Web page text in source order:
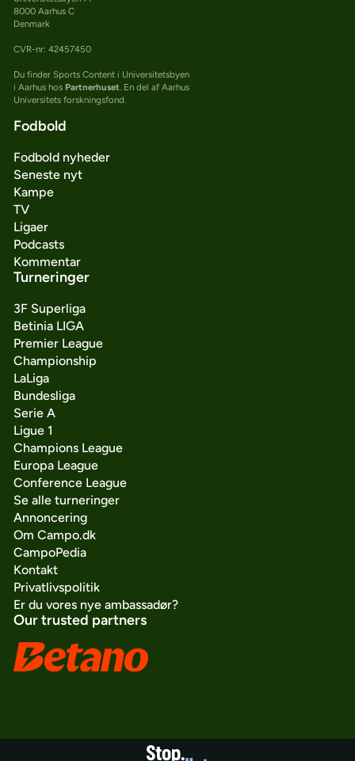
8000 Aarhus C
Denmark
CVR-nr: 42457450
Du finder Sports Content i Universitetsbyen
i Aarhus hos Partnerhuset. En del af Aarhus
Universitets forskningsfond.
Fodbold
Fodbold nyheder
Seneste nyt
Kampe
TV
Ligaer
Podcasts
Kommentar
Turneringer
3F Superliga
Betinia LIGA
Premier League
Championship
LaLiga
Bundesliga
Serie A
Ligue 1
Champions League
Europa League
Conference League
Se alle turneringer
Annoncering
Om Campo.dk
CampoPedia
Kontakt
Privatlivspolitik
Er du vores nye ambassadør?
Our trusted partners